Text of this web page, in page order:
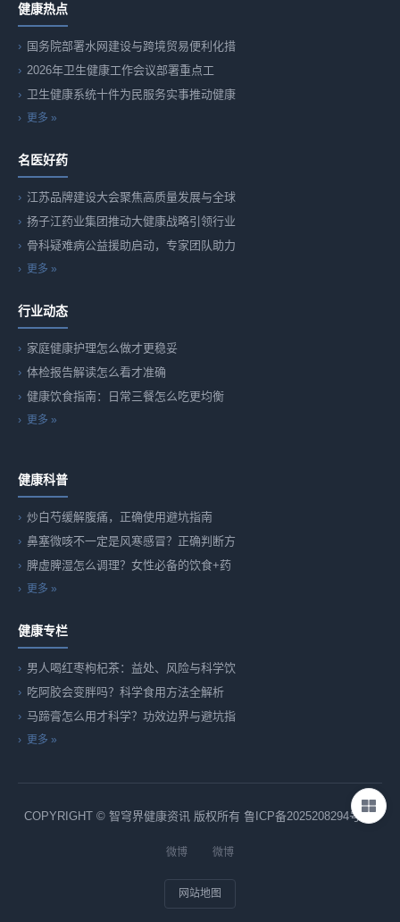
健康热点
国务院部署水网建设与跨境贸易便利化措
2026年卫生健康工作会议部署重点工
卫生健康系统十件为民服务实事推动健康
更多 »
名医好药
江苏品牌建设大会聚焦高质量发展与全球
扬子江药业集团推动大健康战略引领行业
骨科疑难病公益援助启动，专家团队助力
更多 »
行业动态
家庭健康护理怎么做才更稳妥
体检报告解读怎么看才准确
健康饮食指南：日常三餐怎么吃更均衡
更多 »
健康科普
炒白芍缓解腹痛，正确使用避坑指南
鼻塞微咳不一定是风寒感冒？正确判断方
脾虚脾湿怎么调理？女性必备的饮食+药
更多 »
健康专栏
男人喝红枣枸杞茶：益处、风险与科学饮
吃阿胶会变胖吗？科学食用方法全解析
马蹄膏怎么用才科学？功效边界与避坑指
更多 »
COPYRIGHT © 智穹界健康资讯 版权所有 鲁ICP备2025208294号-82
微博 微博
网站地图